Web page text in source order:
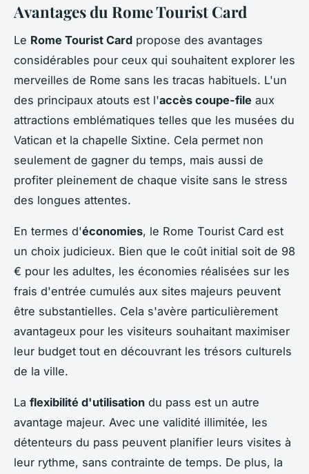
Avantages du Rome Tourist Card
Le Rome Tourist Card propose des avantages
considérables pour ceux qui souhaitent explorer les
merveilles de Rome sans les tracas habituels. L'un
des principaux atouts est l'accès coupe-file aux
attractions emblématiques telles que les musées du
Vatican et la chapelle Sixtine. Cela permet non
seulement de gagner du temps, mais aussi de
profiter pleinement de chaque visite sans le stress
des longues attentes.
En termes d'économies, le Rome Tourist Card est
un choix judicieux. Bien que le coût initial soit de 98
€ pour les adultes, les économies réalisées sur les
frais d'entrée cumulés aux sites majeurs peuvent
être substantielles. Cela s'avère particulièrement
avantageux pour les visiteurs souhaitant maximiser
leur budget tout en découvrant les trésors culturels
de la ville.
La flexibilité d'utilisation du pass est un autre
avantage majeur. Avec une validité illimitée, les
détenteurs du pass peuvent planifier leurs visites à
leur rythme, sans contrainte de temps. De plus, la